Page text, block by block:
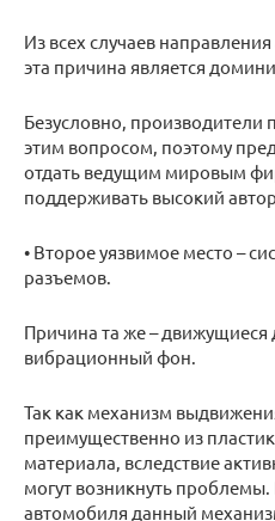
Из всех случаев
эта причина является
Безусловно, производители
этим вопросом, поэтому
отдать ведущим мировым
поддерживать высокий
• Второе уязвимое место –
разъемов.
Причина та же – движущиеся
вибрационный фон.
Так как механизм
преимущественно из
материала, вследствие
могут возникнуть
автомобиля данный